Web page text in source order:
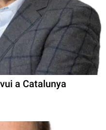
a Catalunya